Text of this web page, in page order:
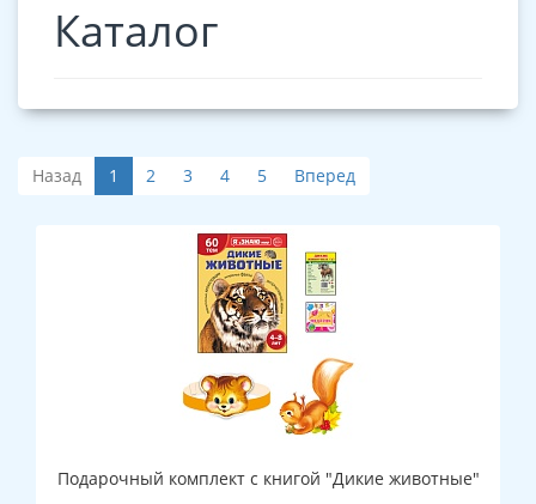
Каталог
Назад 1 2 3 4 5 Вперед
Подарочный комплект с книгой "Дикие животные"